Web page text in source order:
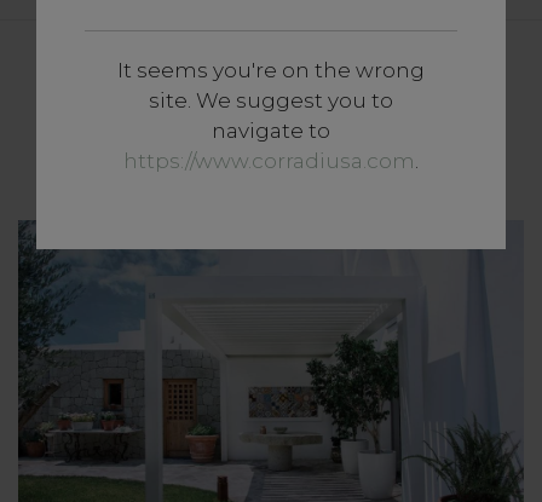
It seems you're on the wrong
site. We suggest you to
navigate to
https://www.corradiusa.com.
Vertiefungen
Garden Therapy: die Vorzüge
des Aufenthalts im Freien